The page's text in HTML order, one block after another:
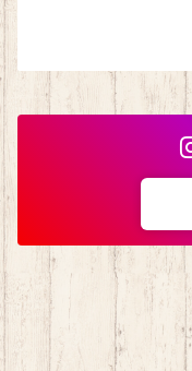
シェヘラザード
カシミヤ
カシミヤグレイス
マジックダイアモンド
isager （イサガー）
シルクモヘア
野呂英作